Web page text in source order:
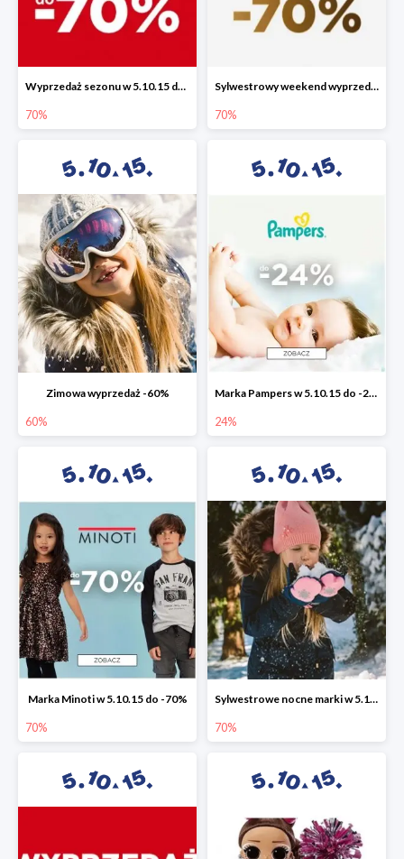
Wyprzedaż sezonu w 5.10.15 do -70%
70%
Sylwestrowy weekend wyprzedaży do -70%
70%
Zimowa wyprzedaż -60%
60%
Marka Pampers w 5.10.15 do -24%
24%
Marka Minoti w 5.10.15 do -70%
70%
Sylwestrowe nocne marki w 5.10.15 do -70%
70%